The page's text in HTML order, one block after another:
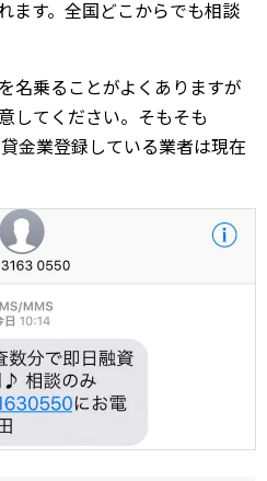
ます。全国どこからでも相談
名乗ることがよくありますが
してください。そもそも
金業登録している業者は現在